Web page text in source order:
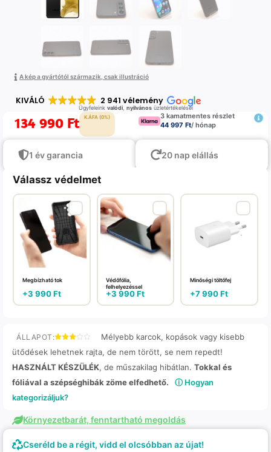
A kép a gyártótól származik, csak illustráció
KIVÁLÓ 2 941 vélemény
Ügyfeleink valódi, nyilvánosüzletértékelései
134 990 Ft K.ÁFA (0%)
3 kamatmentes részlet
44 997 Ft/ hónap
1 év garancia 20 nap elállás
Válassz védelmet
Megbízható tok
+3 990Ft
Védőfólia,
felhelyezéssel
+3 990Ft
Minőségi töltőfej
+7 990Ft
ÁLLAPOT:
Mélyebb karcok, kopások vagy kisebb
ütődések lehetnek rajta, de nem törött, se nem repedt!
HASZNÁLT KÉSZÜLÉK, de műszakilag hibátlan. Tokkal és
fóliával a szépséghibák zöme elfedhető.
ⓘ Hogyan
kategorizáljuk?
Környezetbarát, fenntartható megoldás
Cseréld be a régit, vidd el olcsóbban az újat!